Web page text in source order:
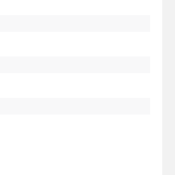
et fonctionnalité avancée
modernes. Conçu
pour les designs Watch GT
2, Watch GT 42 mm et
Huawei, cette fermeture
de haute qualité, cet article
une large gamme de